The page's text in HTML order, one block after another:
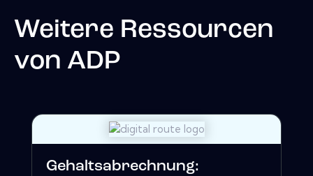
Weitere Ressourcen
von ADP
Gehaltsabrechnung: